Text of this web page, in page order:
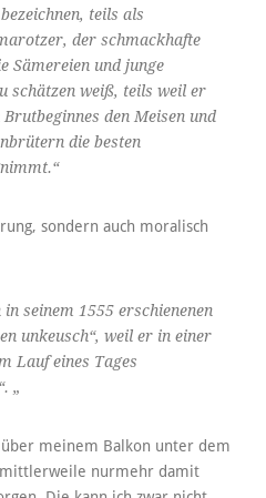
teils als
der schmackhafte
Sämereien und junge
schätzen weiß, teils weil er
den Meisen und
die besten
sondern auch moralisch
seinem 1555 erschienenen
unkeusch“, weil er in einer
Lauf eines Tages
„
meinem Balkon unter dem
mittlerweile nurmehr damit